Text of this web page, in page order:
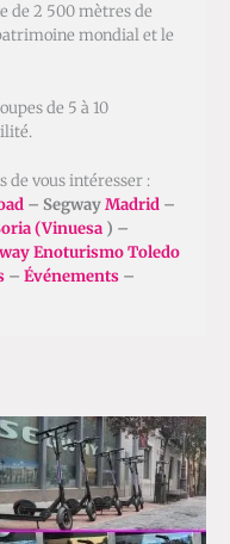
de 2 500 mètres de
mondial et le
de 5 à 10
de vous intéresser :
– SegwayMadrid –
(Vinuesa ) –
Enoturismo Toledo
– Événements –